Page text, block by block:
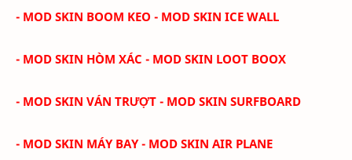
- MOD SKIN BOOM KEO - MOD SKIN ICE WALL
- MOD SKIN HÒM XÁC - MOD SKIN LOOT BOOX
- MOD SKIN VÁN TRƯỢT - MOD SKIN SURFBOARD
- MOD SKIN MÁY BAY - MOD SKIN AIR PLANE